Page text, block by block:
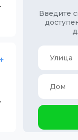
Введите